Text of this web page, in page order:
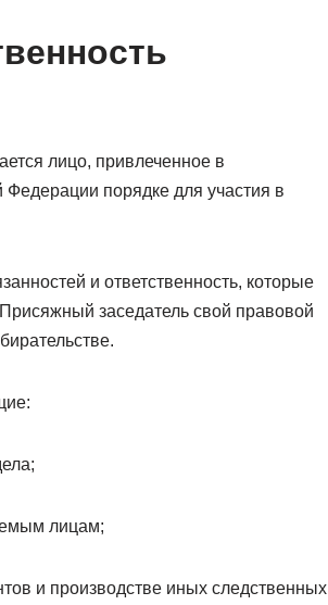
лицо, привлеченное в
порядке для участия в
и ответственность, которые
заседатель свой правовой
лицам;
и производстве иных следственных